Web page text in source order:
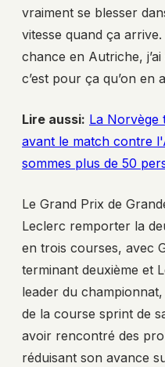
vraiment se blesser
vitesse quand ça
chance en Autriche,
c’est pour ça qu’on en
Lire aussi: La Norvège
avant le match contre
sommes plus de 50
Le Grand Prix de
Leclerc remporter la
en trois courses, avec
terminant deuxième et
leader du
de la course sprint de
avoir rencontré des
réduisant son avance